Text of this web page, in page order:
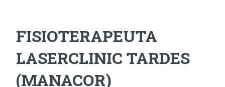
FISIOTERAPEUTA
LASERCLINIC TARDES
(MANACOR)